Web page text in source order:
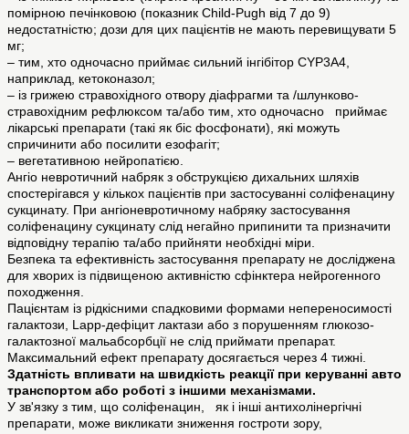
помірною печінковою (показник Child-Pugh від 7 до 9)
недостатністю; дози для цих пацієнтів не мають перевищувати 5
мг;
– тим, хто одночасно приймає сильний інгібітор CYP3A4,
наприклад, кетоконазол;
– із грижею стравохідного отвору діафрагми та /шлунково-
стравохідним рефлюксом та/або тим, хто одночасно приймає
лікарські препарати (такі як біс фосфонати), які можуть
спричинити або посилити езофагіт;
– вегетативною нейропатією.
Ангіо невротичний набряк з обструкцією дихальних шляхів
спостерігався у кількох пацієнтів при застосуванні соліфенацину
сукцинату. При ангіоневротичному набряку застосування
соліфенацину сукцинату слід негайно припинити та призначити
відповідну терапію та/або прийняти необхідні міри.
Безпека та ефективність застосування препарату не досліджена
для хворих із підвищеною активністю сфінктера нейрогенного
походження.
Пацієнтам із рідкісними спадковими формами непереносимості
галактози, Lapp-дефіцит лактази або з порушенням глюкозо-
галактозної мальабсорбції не слід приймати препарат.
Максимальний ефект препарату досягається через 4 тижні.
Здатність впливати на швидкість реакції при керуванні авто
транспортом або роботі з іншими механізмами.
У зв'язку з тим, що соліфенацин, як і інші антихолінергічні
препарати, може викликати зниження гостроти зору,